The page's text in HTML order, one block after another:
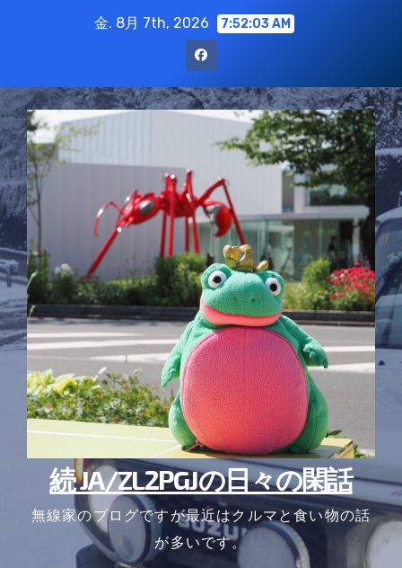
ン
ツ
に
ス
キ
ッ
プ
金. 8月 7th, 2026 7:52:04 AM
続 JA/ZL2PGJの日々の閑話
無線家のブログですが最近はクルマと食い物の話
が多いです。